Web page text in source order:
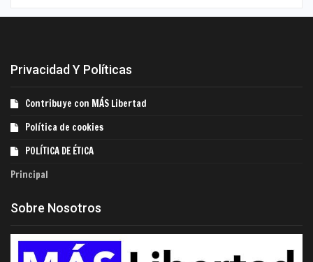
Privacidad Y Políticas
Contribuye con MÁS Libertad
Política de cookies
POLÍTICA DE ÉTICA
Principal
Sobre Nosotros